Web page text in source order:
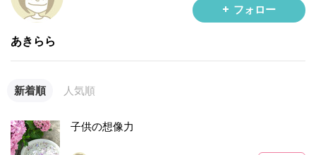
フォロー
あきらら
新着順 人気順
子供の想像力